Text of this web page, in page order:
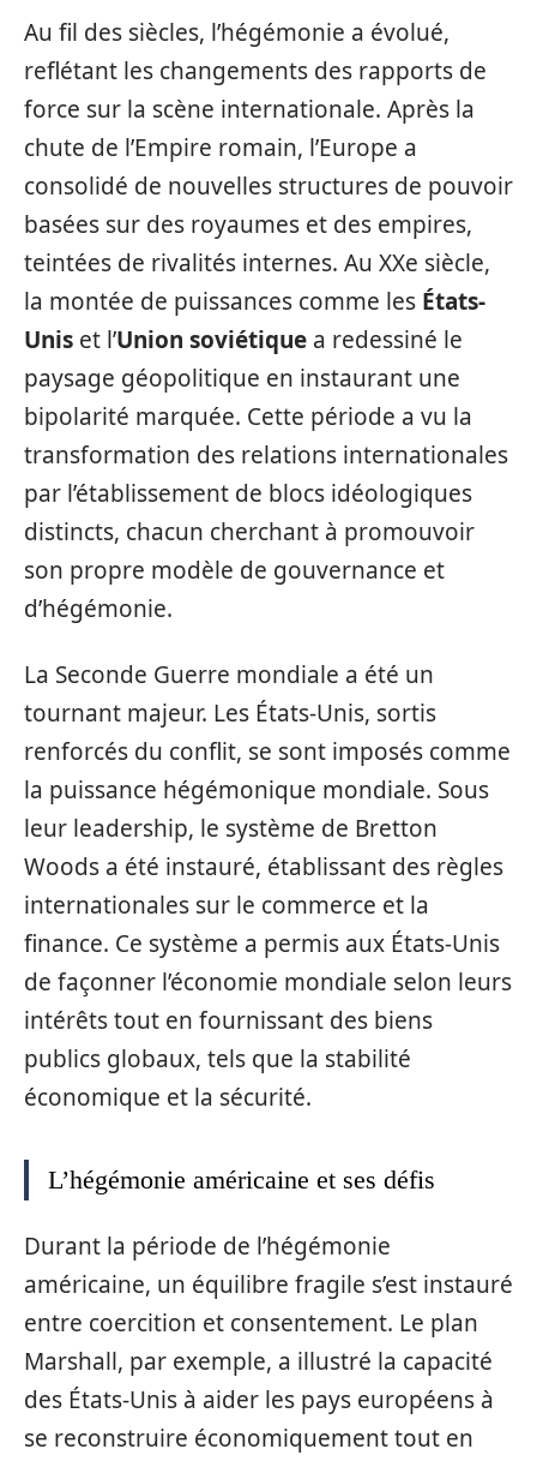
Au fil des siècles, l’hégémonie a évolué,
reflétant les changements des rapports de
force sur la scène internationale. Après la
chute de l’Empire romain, l’Europe a
consolidé de nouvelles structures de pouvoir
basées sur des royaumes et des empires,
teintées de rivalités internes. Au XXe siècle,
la montée de puissances comme les États-
Unis et l’Union soviétique a redessiné le
paysage géopolitique en instaurant une
bipolarité marquée. Cette période a vu la
transformation des relations internationales
par l’établissement de blocs idéologiques
distincts, chacun cherchant à promouvoir
son propre modèle de gouvernance et
d’hégémonie.
La Seconde Guerre mondiale a été un
tournant majeur. Les États-Unis, sortis
renforcés du conflit, se sont imposés comme
la puissance hégémonique mondiale. Sous
leur leadership, le système de Bretton
Woods a été instauré, établissant des règles
internationales sur le commerce et la
finance. Ce système a permis aux États-Unis
de façonner l’économie mondiale selon leurs
intérêts tout en fournissant des biens
publics globaux, tels que la stabilité
économique et la sécurité.
L’hégémonie américaine et ses défis
Durant la période de l’hégémonie
américaine, un équilibre fragile s’est instauré
entre coercition et consentement. Le plan
Marshall, par exemple, a illustré la capacité
des États-Unis à aider les pays européens à
se reconstruire économiquement tout en